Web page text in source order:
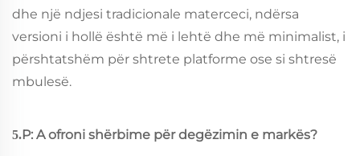
dhe një ndjesi tradicionale materceci, ndërsa
versioni i hollë është më i lehtë dhe më minimalist, i
përshtatshëm për shtrete platforme ose si shtresë
mbulesë.
5.P: A ofroni shërbime për degëzimin e markës?